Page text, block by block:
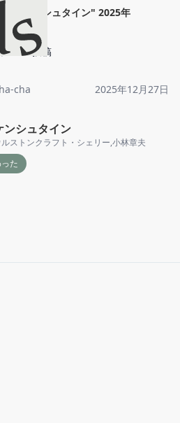
ランケンシュタイン" 2025年
12月27日
投稿
cha 2025年12月27日
ンシュタイン
ストンクラフト・シェリー,小林章夫
た